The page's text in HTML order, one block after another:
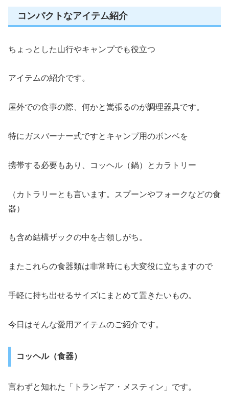
コンパクトなアイテム紹介
ちょっとした山行やキャンプでも役立つ
アイテムの紹介です。
屋外での食事の際、何かと嵩張るのが調理器具です。
特にガスバーナー式ですとキャンプ用のボンベを
携帯する必要もあり、コッヘル（鍋）とカラトリー
（カトラリーとも言います。スプーンやフォークなどの食
器）
も含め結構ザックの中を占領しがち。
またこれらの食器類は非常時にも大変役に立ちますので
手軽に持ち出せるサイズにまとめて置きたいもの。
今日はそんな愛用アイテムのご紹介です。
コッヘル（食器）
言わずと知れた「トランギア・メスティン」です。